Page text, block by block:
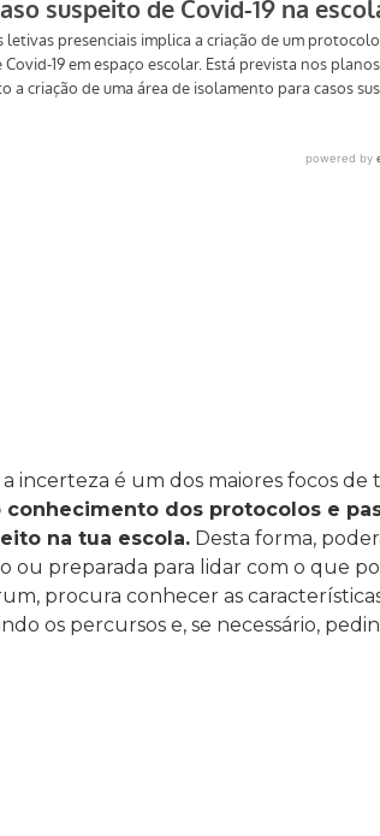
incerteza é um dos maiores focos de
dos protocolos e
na tua escola. Desta forma,
ou preparada para lidar com o que
procura conhecer as
os percursos e, se necessário,